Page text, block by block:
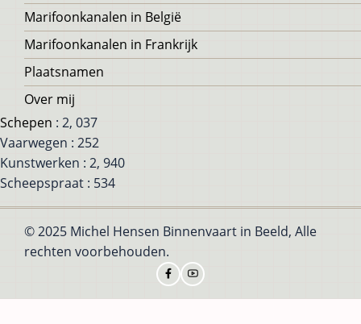
Marifoonkanalen in België
Marifoonkanalen in Frankrijk
Plaatsnamen
Over mij
Schepen : 2, 037
Vaarwegen : 252
Kunstwerken : 2, 940
Scheepspraat : 534
© 2025 Michel Hensen Binnenvaart in Beeld, Alle
rechten voorbehouden.